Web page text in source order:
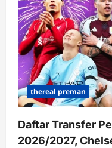
thereal preman
Daftar Transfer
2026/2027,